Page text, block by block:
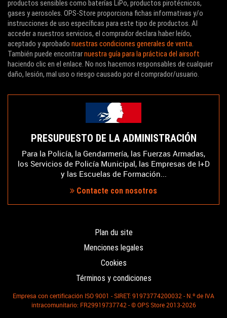
productos sensibles como baterías LiPo, productos pirotécnicos,
gases y aerosoles. OPS-Store proporciona fichas informativas y/o
instrucciones de uso específicas para este tipo de productos. Al
acceder a nuestros servicios, el comprador declara haber leído,
aceptado y aprobado nuestras condiciones generales de venta.
También puede encontrarnuestra guía para la práctica del airsoft
haciendo clic en el enlace. No nos hacemos responsables de cualquier
daño, lesión, mal uso o riesgo causado por el comprador/usuario.
PRESUPUESTO DE LA ADMINISTRACIÓN
Para la Policía, la Gendarmería, las Fuerzas Armadas,
los Servicios de Policía Municipal, las Empresas de I+D
y las Escuelas de Formación...
Contacte con nosotros
Plan du site
Menciones legales
Cookies
Términos y condiciones
Empresa con certificación ISO 9001 - SIRET: 91973774200032 - N.º de IVA
intracomunitario: FR29919737742 - © OPS Store 2013-2026